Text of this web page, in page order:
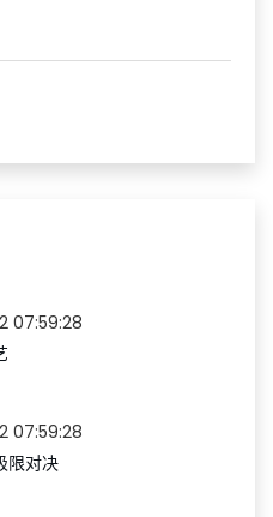
07:59:28
07:59:28
限对决